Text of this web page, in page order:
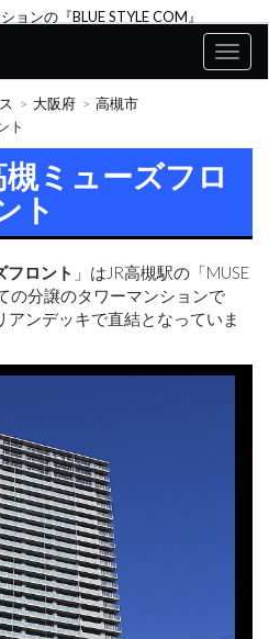
ョンの『BLUE STYLE COM』
大阪府
高槻市
ト
ミューズフロ
ト
フロント 」はJR高槻駅の「MUSE
の分譲のタワーマンションで
アンデッキで直結となっていま